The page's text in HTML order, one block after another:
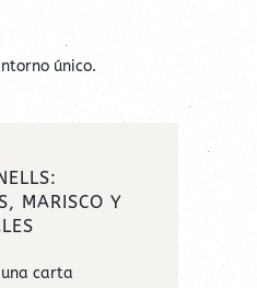
único.
MARISCO Y
una carta